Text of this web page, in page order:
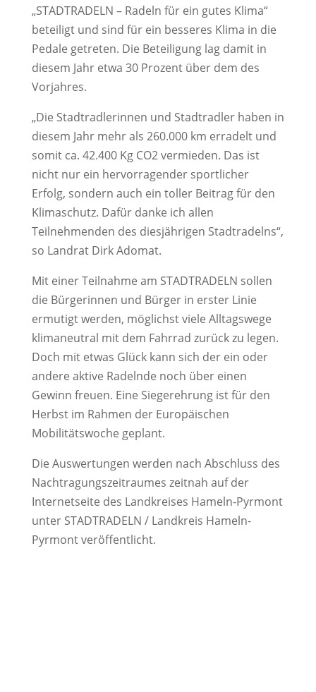
„STADTRADELN – Radeln für ein gutes Klima“
beteiligt und sind für ein besseres Klima in die
Pedale getreten. Die Beteiligung lag damit in
diesem Jahr etwa 30 Prozent über dem des
Vorjahres.
„Die Stadtradlerinnen und Stadtradler haben in
diesem Jahr mehr als 260.000 km erradelt und
somit ca. 42.400 Kg CO2 vermieden. Das ist
nicht nur ein hervorragender sportlicher
Erfolg, sondern auch ein toller Beitrag für den
Klimaschutz. Dafür danke ich allen
Teilnehmenden des diesjährigen Stadtradelns“,
so Landrat Dirk Adomat.
Mit einer Teilnahme am STADTRADELN sollen
die Bürgerinnen und Bürger in erster Linie
ermutigt werden, möglichst viele Alltagswege
klimaneutral mit dem Fahrrad zurück zu legen.
Doch mit etwas Glück kann sich der ein oder
andere aktive Radelnde noch über einen
Gewinn freuen. Eine Siegerehrung ist für den
Herbst im Rahmen der Europäischen
Mobilitätswoche geplant.
Die Auswertungen werden nach Abschluss des
Nachtragungszeitraumes zeitnah auf der
Internetseite des Landkreises Hameln-Pyrmont
unter STADTRADELN / Landkreis Hameln-
Pyrmont veröffentlicht.